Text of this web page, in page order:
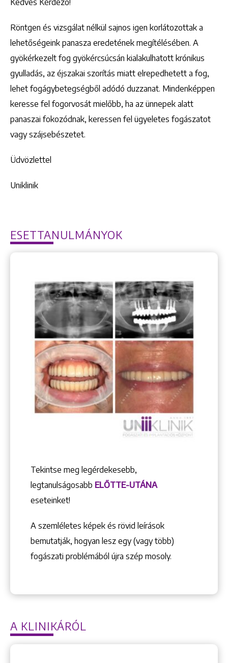
Röntgen és vizsgálat nélkül sajnos igen korlátozottak a
lehetőségeink panasza eredetének megítélésében. A
gyökérkezelt fog gyökércsúcsán kialakulhatott krónikus
gyulladás, az éjszakai szorítás miatt elrepedhetett a fog,
lehet fogágybetegségből adódó duzzanat. Mindenképpen
keresse fel fogorvosát mielőbb, ha az ünnepek alatt
panaszai fokozódnak, keressen fel ügyeletes fogászatot
vagy szájsebészetet.
Üdvözlettel
Uniklinik
ESETTANULMÁNYOK
Tekintse meg legérdekesebb,
legtanulságosabb ELŐTTE-UTÁNA
eseteinket!
A szemléletes képek és rövid leírások
bemutatják, hogyan lesz egy (vagy több)
fogászati problémából újra szép mosoly.
A KLINIKÁRÓL